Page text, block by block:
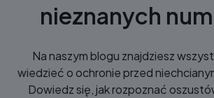
nieznanych
Na naszym blogu znajdziesz
wiedzieć o ochronie przed
Dowiedz się, jak rozpoznać